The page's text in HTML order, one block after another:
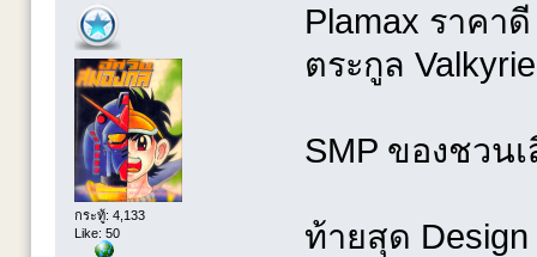
กระทู้: 4,133
Like: 50
Plamax ราคา
ตระกูล
SMP ของชวน
ท้ายสุด